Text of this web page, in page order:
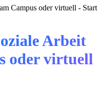
Campus oder virtuell - Start
Arbeit
oder virtuell